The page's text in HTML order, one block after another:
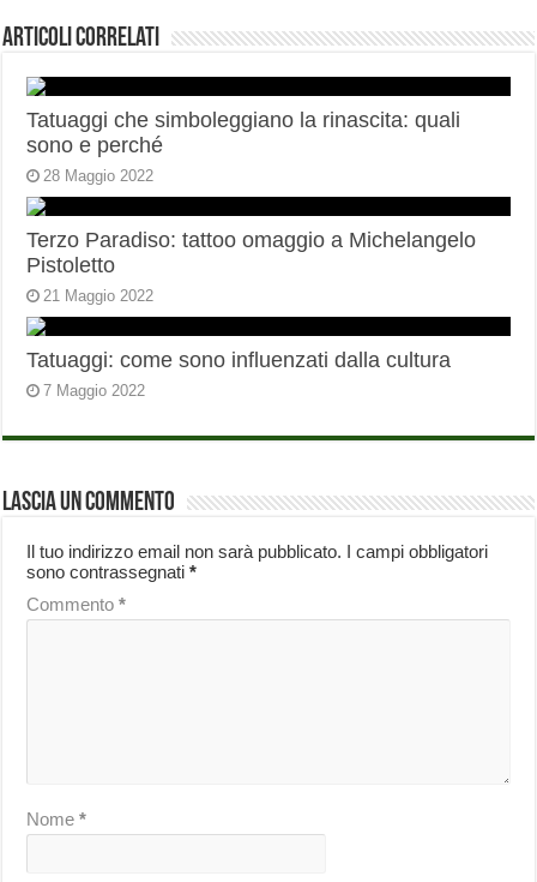
Articoli correlati
Tatuaggi che simboleggiano la rinascita: quali
sono e perché
28 Maggio 2022
Terzo Paradiso: tattoo omaggio a Michelangelo
Pistoletto
21 Maggio 2022
Tatuaggi: come sono influenzati dalla cultura
7 Maggio 2022
Lascia un commento
Il tuo indirizzo email non sarà pubblicato. I campi obbligatori
sono contrassegnati*
Commento*
Nome*